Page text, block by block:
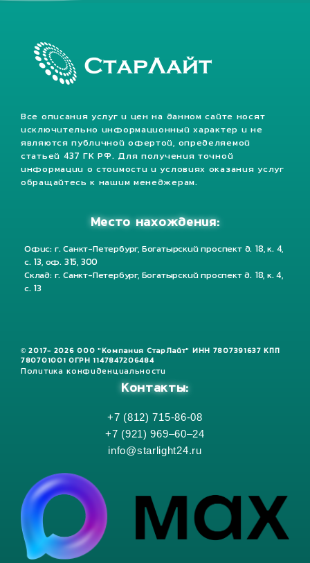
Все описания услуг и цен на данном сайте носят
исключительно информационный характер и не
являются публичной офертой, определяемой
статьей 437 ГК РФ. Для получения точной
информации о стоимости и условиях оказания услуг
обращайтесь к нашим менеджерам.
Место нахождения:
Офис: г. Санкт-Петербург, Богатырский проспект д. 18, к. 4,
с. 13, оф. 315, 300
Склад: г. Санкт-Петербург, Богатырский проспект д. 18, к. 4,
с. 13
© 2017- 2026 ООО "Компания СтарЛайт" ИНН 7807391637 КПП
780701001 ОГРН 1147847206484
Политика конфиденциальности
Контакты:
+7 (812) 715-86-08
+7 (921) 969–60–24
info@starlight24.ru